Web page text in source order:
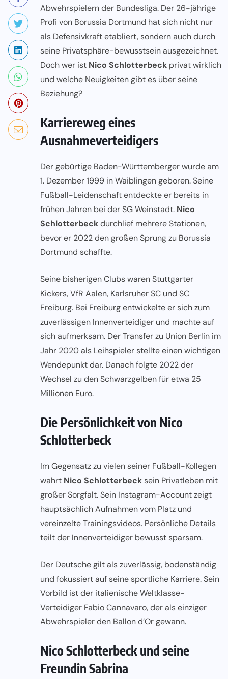
Abwehrspielern der Bundesliga. Der 26-jährige
Profi von Borussia Dortmund hat sich nicht nur
als Defensivkraft etabliert, sondern auch durch
seine Privatsphäre-bewusstsein ausgezeichnet.
Doch wer ist Nico Schlotterbeck privat wirklich
und welche Neuigkeiten gibt es über seine
Beziehung?
Karriereweg eines
Ausnahmeverteidigers
Der gebürtige Baden-Württemberger wurde am
1. Dezember 1999 in Waiblingen geboren. Seine
Fußball-Leidenschaft entdeckte er bereits in
frühen Jahren bei der SG Weinstadt. Nico
Schlotterbeckdurchlief mehrere Stationen,
bevor er 2022 den großen Sprung zu Borussia
Dortmund schaffte.
Seine bisherigen Clubs waren Stuttgarter
Kickers, VfR Aalen, Karlsruher SC und SC
Freiburg. Bei Freiburg entwickelte er sich zum
zuverlässigen Innenverteidiger und machte auf
sich aufmerksam. Der Transfer zu Union Berlin im
Jahr 2020 als Leihspieler stellte einen wichtigen
Wendepunkt dar. Danach folgte 2022 der
Wechsel zu den Schwarzgelben für etwa 25
Millionen Euro.
Die Persönlichkeit von Nico
Schlotterbeck
Im Gegensatz zu vielen seiner Fußball-Kollegen
wahrt Nico Schlotterbecksein Privatleben mit
großer Sorgfalt. Sein Instagram-Account zeigt
hauptsächlich Aufnahmen vom Platz und
vereinzelte Trainingsvideos. Persönliche Details
teilt der Innenverteidiger bewusst sparsam.
Der Deutsche gilt als zuverlässig, bodenständig
und fokussiert auf seine sportliche Karriere. Sein
Vorbild ist der italienische Weltklasse-
Verteidiger Fabio Cannavaro, der als einziger
Abwehrspieler den Ballon d’Or gewann.
Nico Schlotterbeck und seine
Freundin Sabrina